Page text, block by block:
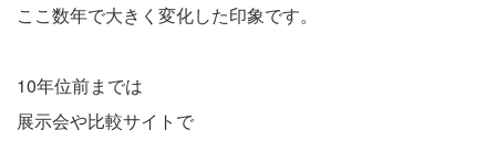
ここ数年で大きく変化した印象です。
10年位前までは
展示会や比較サイトで